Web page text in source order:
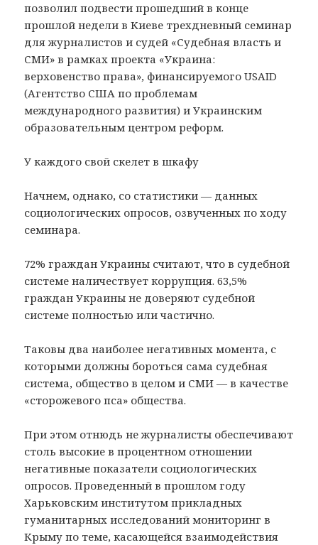
позволил подвести прошедший в конце
прошлой недели в Киеве трехдневный семинар
для журналистов и судей «Судебная власть и
СМИ» в рамках проекта «Украина:
верховенство права», финансируемого USAID
(Агентство США по проблемам
международного развития) и Украинским
образовательным центром реформ.
У каждого свой скелет в шкафу
Начнем, однако, со статистики — данных
социологических опросов, озвученных по ходу
семинара.
72% граждан Украины считают, что в судебной
системе наличествует коррупция. 63,5%
граждан Украины не доверяют судебной
системе полностью или частично.
Таковы два наиболее негативных момента, с
которыми должны бороться сама судебная
система, общество в целом и СМИ — в качестве
«сторожевого пса» общества.
При этом отнюдь не журналисты обеспечивают
столь высокие в процентном отношении
негативные показатели социологических
опросов. Проведенный в прошлом году
Харьковским институтом прикладных
гуманитарных исследований мониторинг в
Крыму по теме, касающейся взаимодействия